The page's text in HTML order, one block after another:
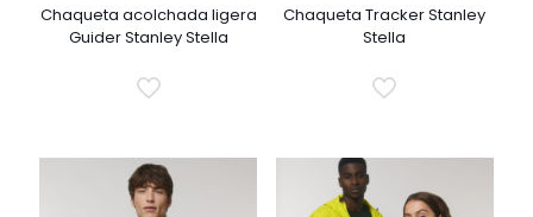
Chaqueta acolchada ligera
Guider Stanley Stella
Chaqueta Tracker Stanley
Stella